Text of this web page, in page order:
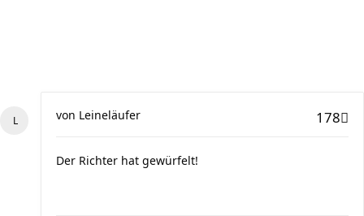
178
von Leineläufer
Der Richter hat gewürfelt!